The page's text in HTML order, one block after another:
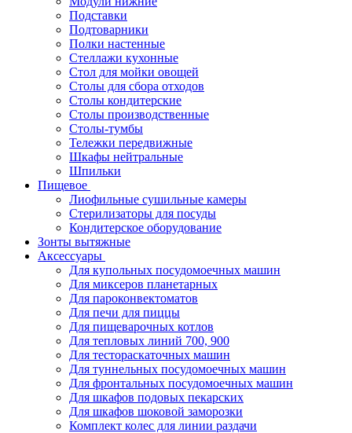
Подставки
Подтоварники
Полки настенные
Стеллажи кухонные
Стол для мойки овощей
Столы для сбора отходов
Столы кондитерские
Столы производственные
Столы-тумбы
Тележки передвижные
Шкафы нейтральные
Шпильки
Пищевое
Лиофильные сушильные камеры
Стерилизаторы для посуды
Кондитерское оборудование
Зонты вытяжные
Аксессуары
Для купольных посудомоечных машин
Для миксеров планетарных
Для пароконвектоматов
Для печи для пиццы
Для пищеварочных котлов
Для тепловых линий 700, 900
Для тестораскаточных машин
Для туннельных посудомоечных машин
Для фронтальных посудомоечных машин
Для шкафов подовых пекарских
Для шкафов шоковой заморозки
Комплект колес для линии раздачи